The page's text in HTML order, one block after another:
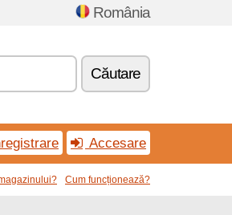
România
Căutare
Accesare
Cum funcționează?